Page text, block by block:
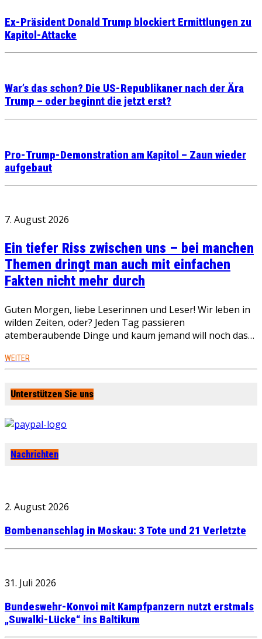
Ex-Präsident Donald Trump blockiert Ermittlungen zu
Kapitol-Attacke
War’s das schon? Die US-Republikaner nach der Ära
Trump – oder beginnt die jetzt erst?
Pro-Trump-Demonstration am Kapitol – Zaun wieder
aufgebaut
7. August 2026
Ein tiefer Riss zwischen uns – bei manchen
Themen dringt man auch mit einfachen
Fakten nicht mehr durch
Guten Morgen, liebe Leserinnen und Leser! Wir leben in
wilden Zeiten, oder? Jeden Tag passieren
atemberaubende Dinge und kaum jemand will noch das…
WEITER
Unterstützen Sie uns
Nachrichten
2. August 2026
Bombenanschlag in Moskau: 3 Tote und 21 Verletzte
31. Juli 2026
Bundeswehr-Konvoi mit Kampfpanzern nutzt erstmals
„Suwalki-Lücke“ ins Baltikum